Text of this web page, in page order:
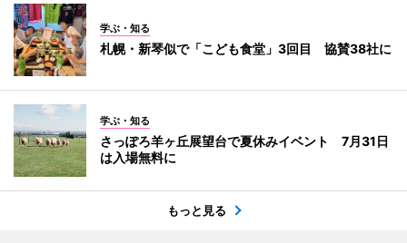
学ぶ・知る
札幌・新琴似で「こども食堂」3回目 協賛38社に
学ぶ・知る
さっぽろ羊ヶ丘展望台で夏休みイベント 7月31日
は入場無料に
もっと見る